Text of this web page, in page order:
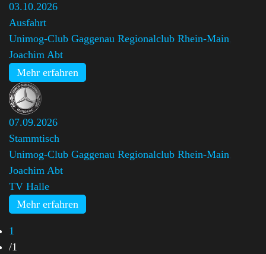
03.10.2026
Ausfahrt
Unimog-Club Gaggenau Regionalclub Rhein-Main
Joachim Abt
Mehr erfahren
07.09.2026
Stammtisch
Unimog-Club Gaggenau Regionalclub Rhein-Main
Joachim Abt
TV Halle
Mehr erfahren
1
/1